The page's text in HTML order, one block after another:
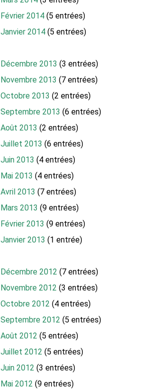
Février 2014 (5 entrées)
Janvier 2014 (5 entrées)
Décembre 2013 (3 entrées)
Novembre 2013 (7 entrées)
Octobre 2013 (2 entrées)
Septembre 2013 (6 entrées)
Août 2013 (2 entrées)
Juillet 2013 (6 entrées)
Juin 2013 (4 entrées)
Mai 2013 (4 entrées)
Avril 2013 (7 entrées)
Mars 2013 (9 entrées)
Février 2013 (9 entrées)
Janvier 2013 (1 entrée)
Décembre 2012 (7 entrées)
Novembre 2012 (3 entrées)
Octobre 2012 (4 entrées)
Septembre 2012 (5 entrées)
Août 2012 (5 entrées)
Juillet 2012 (5 entrées)
Juin 2012 (3 entrées)
Mai 2012 (9 entrées)